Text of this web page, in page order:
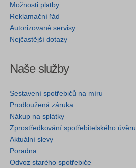
Možnosti platby
Reklamační řád
Autorizované servisy
Nejčastější dotazy
Naše služby
Sestavení spotřebičů na míru
Prodloužená záruka
Nákup na splátky
Zprostředkování spotřebitelského úvěru
Aktuální slevy
Poradna
Odvoz starého spotřebiče